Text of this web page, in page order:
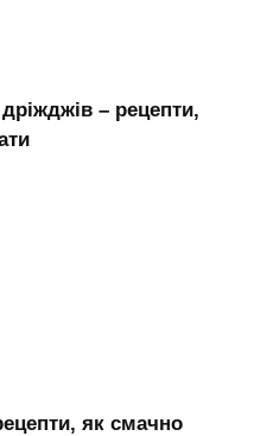
– рецепти,
як смачно